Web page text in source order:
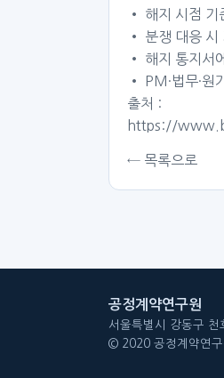
• 해지 시점 기
• 분쟁 대응 시
• 해지 통지서
• PM·법무·원
출처 :
https://
← 목록으로
공정계약연구원
서울특별시 강동구
© 2020 공정계약연